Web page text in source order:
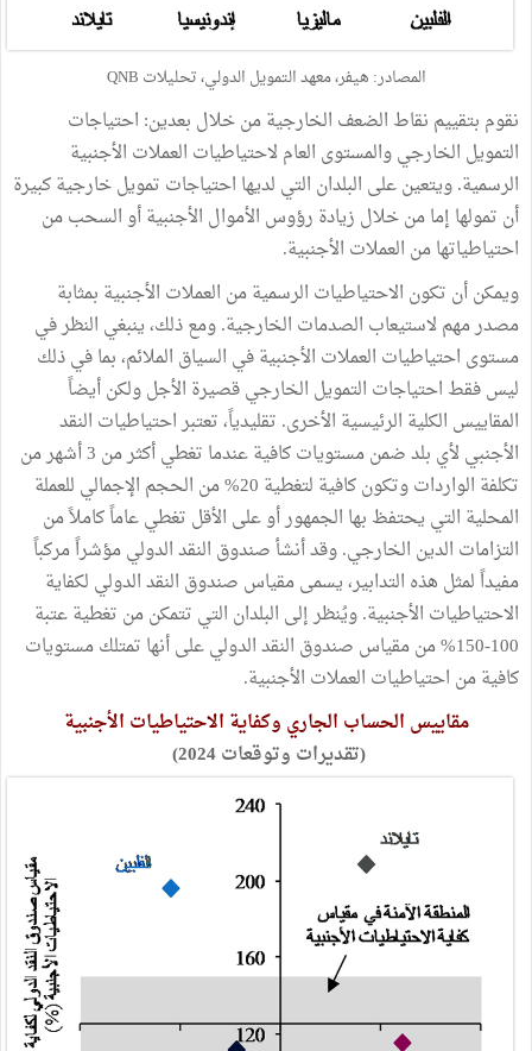
المصادر: هيفر، معهد التمويل الدولي، تحليلات QNB
نقوم بتقييم نقاط الضعف الخارجية من خلال بعدين: احتياجات
التمويل الخارجي والمستوى العام لاحتياطيات العملات الأجنبية
الرسمية. ويتعين على البلدان التي لديها احتياجات تمويل خارجية كبيرة
أن تمولها إما من خلال زيادة رؤوس الأموال الأجنبية أو السحب من
احتياطياتها من العملات الأجنبية.
ويمكن أن تكون الاحتياطيات الرسمية من العملات الأجنبية بمثابة
مصدر مهم لاستيعاب الصدمات الخارجية. ومع ذلك، ينبغي النظر في
مستوى احتياطيات العملات الأجنبية في السياق الملائم، بما في ذلك
ليس فقط احتياجات التمويل الخارجي قصيرة الأجل ولكن أيضاً
المقاييس الكلية الرئيسية الأخرى. تقليدياً، تعتبر احتياطيات النقد
الأجنبي لأي بلد ضمن مستويات كافية عندما تغطي أكثر من 3 أشهر من
تكلفة الواردات وتكون كافية لتغطية 20% من الحجم الإجمالي للعملة
المحلية التي يحتفظ بها الجمهور أو على الأقل تغطي عاماً كاملاً من
التزامات الدين الخارجي. وقد أنشأ صندوق النقد الدولي مؤشراً مركباً
مفيداً لمثل هذه التدابير، يسمى مقياس صندوق النقد الدولي لكفاية
الاحتياطيات الأجنبية. ويُنظر إلى البلدان التي تتمكن من تغطية عتبة
100-150% من مقياس صندوق النقد الدولي على أنها تمتلك مستويات
كافية من احتياطيات العملات الأجنبية.
مقاييس الحساب الجاري وكفاية الاحتياطيات الأجنبية
(تقديرات وتوقعات 2024)